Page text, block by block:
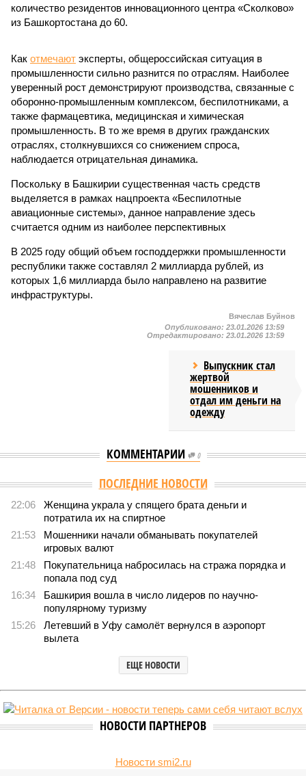
количество резидентов инновационного центра «Сколково»
из Башкортостана до 60.
Как отмечают эксперты, общероссийская ситуация в
промышленности сильно разнится по отраслям. Наиболее
уверенный рост демонстрируют производства, связанные с
оборонно-промышленным комплексом, беспилотниками, а
также фармацевтика, медицинская и химическая
промышленность. В то же время в других гражданских
отраслях, столкнувшихся со снижением спроса,
наблюдается отрицательная динамика.
Поскольку в Башкирии существенная часть средств
выделяется в рамках нацпроекта «Беспилотные
авиационные системы», данное направление здесь
считается одним из наиболее перспективных
В 2025 году общий объем господдержки промышленности
республики также составлял 2 миллиарда рублей, из
которых 1,6 миллиарда было направлено на развитие
инфраструктуры.
Вячеслав Буйнов
Опубликовано: 23.01.2026 13:59
Отредактировано: 23.01.2026 13:59
Выпускник стал
жертвой
мошенников и
отдал им деньги на
одежду
КОММЕНТАРИИ 0
ПОСЛЕДНИЕ НОВОСТИ
22:06
Женщина украла у спящего брата деньги и
потратила их на спиртное
21:53
Мошенники начали обманывать покупателей
игровых валют
21:48
Покупательница набросилась на стража порядка и
попала под суд
16:34
Башкирия вошла в число лидеров по научно-
популярному туризму
15:26
Летевший в Уфу самолёт вернулся в аэропорт
вылета
ЕЩЕ НОВОСТИ
НОВОСТИ ПАРТНЕРОВ
Новости smi2.ru